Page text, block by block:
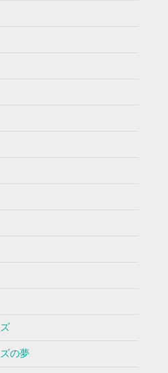
の夢